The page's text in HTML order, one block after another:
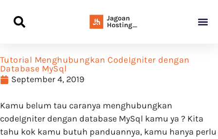
Tutorial Menghubungkan CodeIgniter dengan
Database MySql
September 4, 2019
Kamu belum tau caranya menghubungkan
codeIgniter dengan database MySql kamu ya ? Kita
tahu kok kamu butuh panduannya, kamu hanya perlu